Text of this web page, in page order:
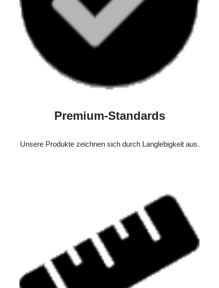
Premium-Standards
Unsere Produkte zeichnen sich durch Langlebigkeit aus.